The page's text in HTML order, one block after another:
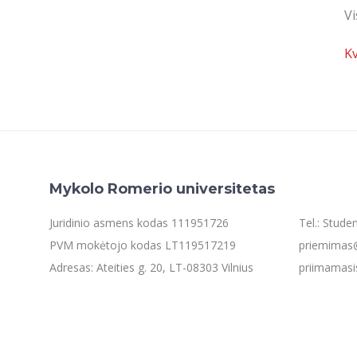
Mykolo Romerio universitetas
Juridinio asmens kodas 111951726
PVM mokėtojo kodas LT119517219
Adresas: Ateities g. 20, LT-08303 Vilnius
Tel.: